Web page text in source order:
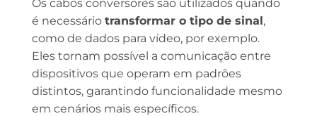
Os cabos conversores são utilizados quando
é necessário transformar o tipo de sinal,
como de dados para vídeo, por exemplo.
Eles tornam possível a comunicação entre
dispositivos que operam em padrões
distintos, garantindo funcionalidade mesmo
em cenários mais específicos.